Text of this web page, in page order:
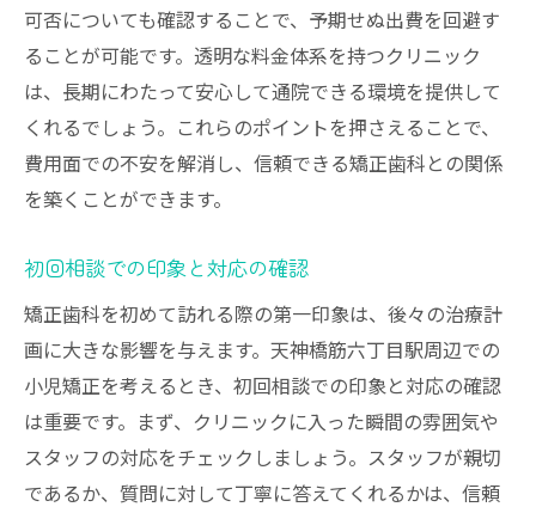
治療の進捗と継続的なフォローアップ
トラブル時の迅速な対応体制
可否についても確認することで、予期せぬ出費を回避す
ることが可能です。透明な料金体系を持つクリニック
は、長期にわたって安心して通院できる環境を提供して
くれるでしょう。これらのポイントを押さえることで、
費用面での不安を解消し、信頼できる矯正歯科との関係
を築くことができます。
初回相談での印象と対応の確認
矯正歯科を初めて訪れる際の第一印象は、後々の治療計
画に大きな影響を与えます。天神橋筋六丁目駅周辺での
小児矯正を考えるとき、初回相談での印象と対応の確認
は重要です。まず、クリニックに入った瞬間の雰囲気や
スタッフの対応をチェックしましょう。スタッフが親切
であるか、質問に対して丁寧に答えてくれるかは、信頼